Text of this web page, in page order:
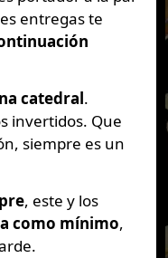
entregas te
catedral.
invertidos. Que
siempre es un
, este y los
como mínimo,